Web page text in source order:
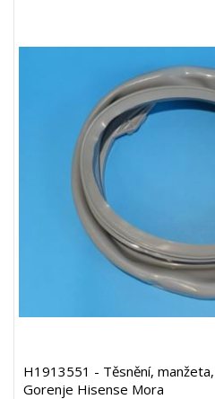
H1913551 - Těsnění,
Gorenje Hisense Mora